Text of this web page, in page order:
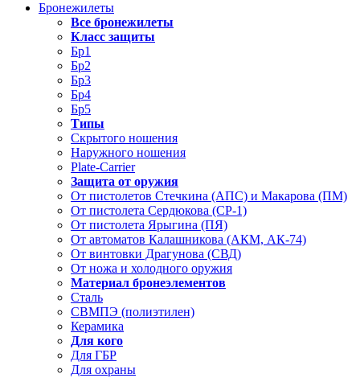
Бронежилеты
Все бронежилеты
Класс защиты
Бр1
Бр2
Бр3
Бр4
Бр5
Типы
Скрытого ношения
Наружного ношения
Plate-Carrier
Защита от оружия
От пистолетов Стечкина (АПС) и Макарова (ПМ)
От пистолета Сердюкова (СР-1)
От пистолета Ярыгина (ПЯ)
От автоматов Калашникова (АКМ, АК-74)
От винтовки Драгунова (СВД)
От ножа и холодного оружия
Материал бронеэлементов
Сталь
СВМПЭ (полиэтилен)
Керамика
Для кого
Для ГБР
Для охраны